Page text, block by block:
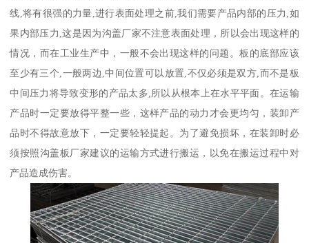
线,将有很强的力量,进行表面处理之前,我们需要产品内部的压力,如
果内部压力,这是因为沟盖厂家不注意表面处理，所以会出现这样的
情况，而在工业生产中，一般不会出现这样的问题。板的底部应该
至少有三个,一般两边,中间位置可以放置,不仅必须是双方,而不是板
中间压力将导致变形的产品太多,所以从根本上在水平平面。在运输
产品时一定要放得平整一些，这样产品的动力才会更均匀，装卸产
品时不得故意放下，一定要轻轻提起。为了避免损坏，在装卸时必
须按照沟盖板厂家建议的运输方式进行搬运，以免在搬运过程中对
产品造成伤害。